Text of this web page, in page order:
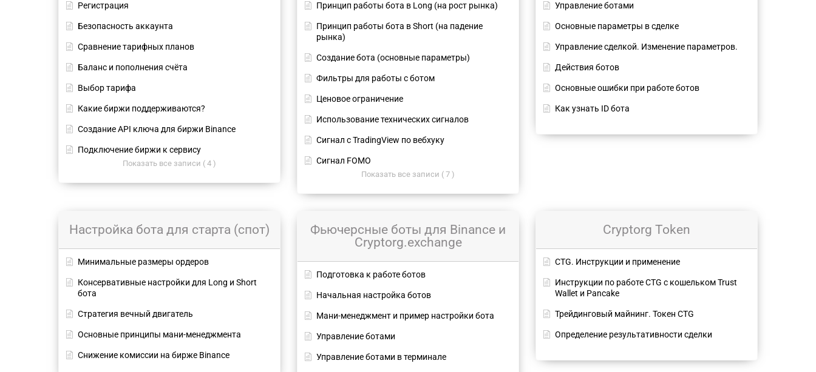
Регистрация
Безопасность аккаунта
Сравнение тарифных планов
Баланс и пополнения счёта
Выбор тарифа
Какие биржи поддерживаются?
Создание API ключа для биржи Binance
Подключение биржи к сервису
Показать все записи ( 4 )
Принцип работы бота в Long (на рост рынка)
Принцип работы бота в Short (на падение
рынка)
Создание бота (основные параметры)
Фильтры для работы с ботом
Ценовое ограничение
Использование технических сигналов
Сигнал с TradingView по вебхуку
Сигнал FOMO
Показать все записи ( 7 )
Управление ботами
Основные параметры в сделке
Управление сделкой. Изменение параметров.
Действия ботов
Основные ошибки при работе ботов
Как узнать ID бота
Настройка бота для старта (спот)
Минимальные размеры ордеров
Консервативные настройки для Long и Short
бота
Стратегия вечный двигатель
Основные принципы мани-менеджмента
Снижение комиссии на бирже Binance
Фьючерсные боты для Binance и
Cryptorg.exchange
Подготовка к работе ботов
Начальная настройка ботов
Мани-менеджмент и пример настройки бота
Управление ботами
Управление ботами в терминале
Cryptorg Token
СTG. Инструкции и применение
Инструкции по работе CTG с кошельком Trust
Wallet и Pancake
Трейдинговый майнинг. Токен CTG
Определение результативности сделки